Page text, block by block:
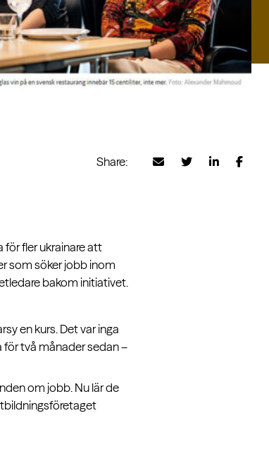
Share:
fler ukrainare att
som söker jobb inom
bakom initiativet.
en kurs. Det var inga
för två månader sedan –
om jobb. Nu lär de